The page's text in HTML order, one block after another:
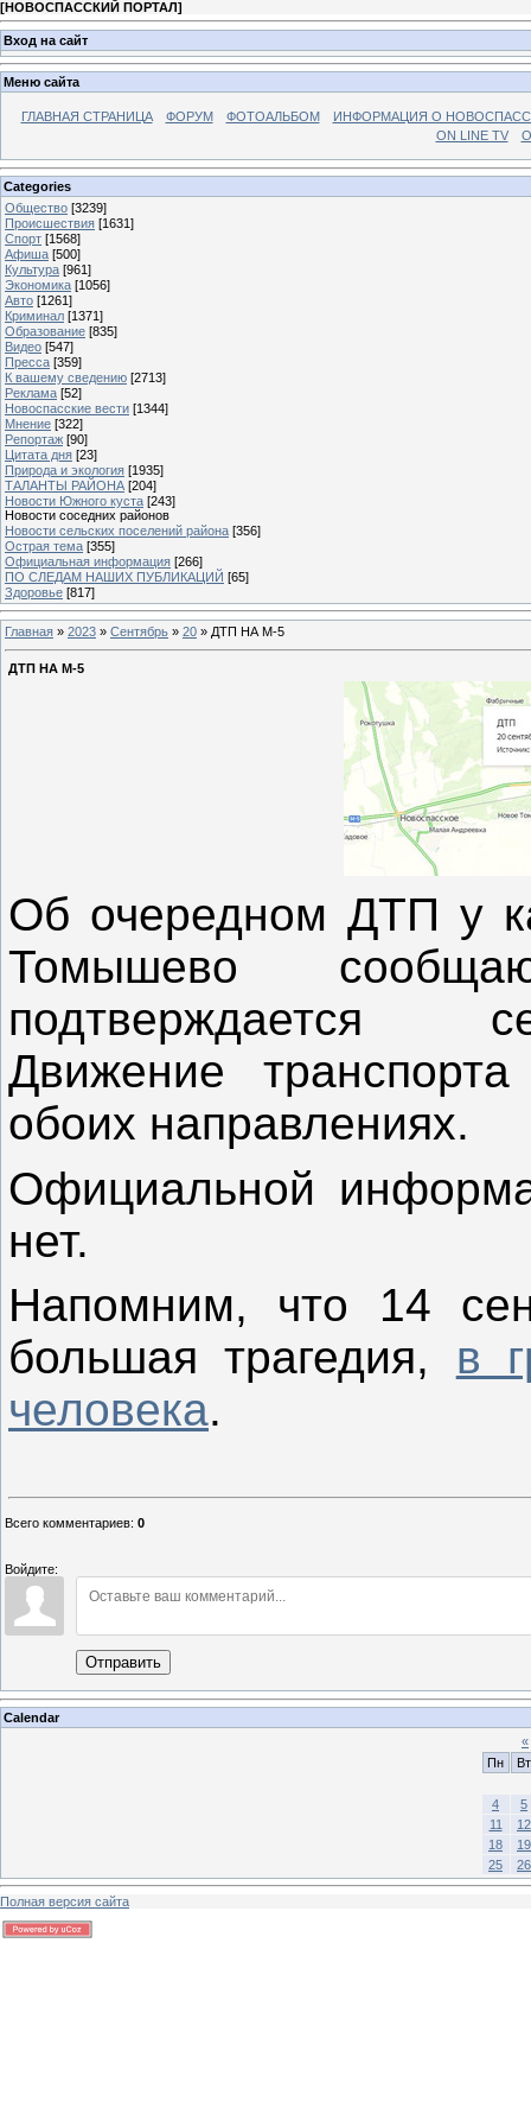
[НОВОСПАССКИЙ ПОРТАЛ]
Вход на сайт
Меню сайта
ГЛАВНАЯ СТРАНИЦА ФОРУМ ФОТОАЛЬБОМ
ИНФОРМАЦИЯ О
ON LINE TV
Categories
Общество [3239]
Происшествия [1631]
Спорт [1568]
Афиша [500]
Культура [961]
Экономика [1056]
Авто [1261]
Криминал [1371]
Образование [835]
Видео [547]
Пресса [359]
К вашему сведению [2713]
Реклама [52]
Новоспасские вести [1344]
Мнение [322]
Репортаж [90]
Цитата дня [23]
Природа и экология [1935]
ТАЛАНТЫ РАЙОНА [204]
Новости Южного куста [243]
Новости соседних районов
Новости сельских поселений района [356]
Острая тема [355]
Официальная информация [266]
ПО СЛЕДАМ НАШИХ ПУБЛИКАЦИЙ [65]
Здоровье [817]
Главная » 2023 » Сентябрь » 20 » ДТП НА М-5
ДТП НА М-5
Об очередном ДТП у
Томышево
подтверждается
Движение
обоих направлениях.
Официальной
нет.
Напомним, что 14
большая трагедия, в
человека.
Всего комментариев: 0
Войдите:
Отправить
Calendar
«
Пн
Вт
4
5
11
12
18
19
25
26
Полная версия сайта